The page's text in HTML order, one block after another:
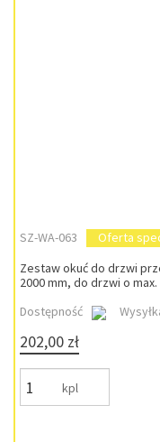
SZ-WA-063
Oferta
Zestaw okuć do drzwi
2000 mm, do drzwi o
Dostępność
202,00 zł
kpl